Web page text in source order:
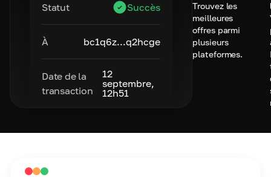
Statut Succès
À bc1q6z...q2hcge
Date de la
transaction
12
septembre,
12h51
Trouvez les
meilleures
offres parmi
plusieurs
plateformes.